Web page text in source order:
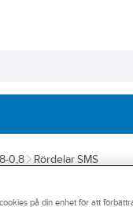
0,8 Rördelar SMS
på din enhet för att